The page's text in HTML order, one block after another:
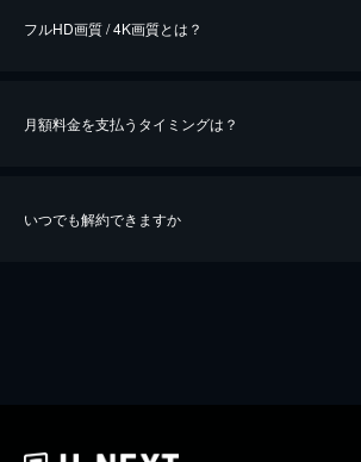
※40％ポイント還元の対象は、クレジットカード決済による作
iOSアプリのUコイン決済による作品の購入 / レンタルは、
フルHD画質 / 4K画質とは？
月額料金を支払うタイミングは？
いつでも解約できますか